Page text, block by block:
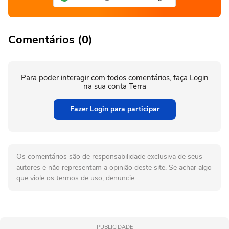
Comentários (0)
Para poder interagir com todos comentários, faça Login
na sua conta Terra
Fazer Login para participar
Os comentários são de responsabilidade exclusiva de seus
autores e não representam a opinião deste site. Se achar algo
que viole os termos de uso, denuncie.
PUBLICIDADE